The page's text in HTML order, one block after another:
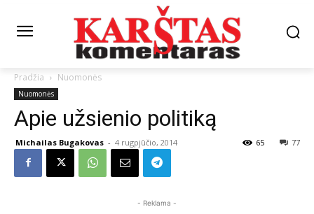
Pradžia Nuomonės
Nuomonės
Apie užsienio politiką
Michailas Bugakovas - 4 rugpjūčio, 2014 77
65
- Reklama -